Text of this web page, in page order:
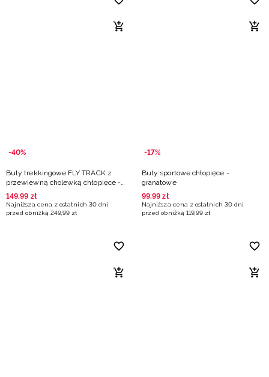
-40%
Buty trekkingowe FLY TRACK z
przewiewną cholewką chłopięce -
białe
149,99 zł
Najniższa cena z ostatnich 30 dni
przed obniżką 249,99 zł
-17%
Buty sportowe chłopięce -
granatowe
99,99 zł
Najniższa cena z ostatnich 30 dni
przed obniżką 119,99 zł